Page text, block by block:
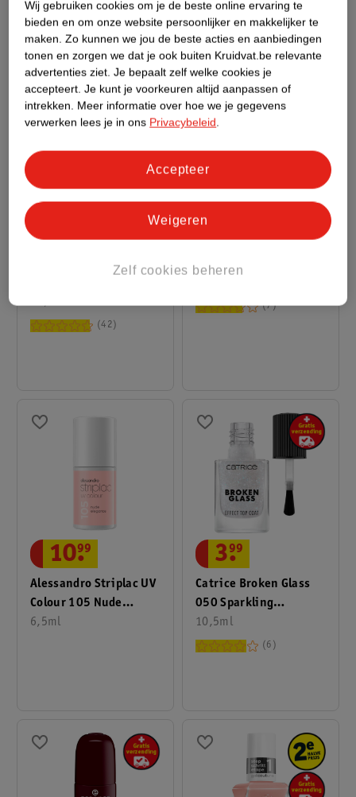
2 2
Catrice Gel Affair 1
2.
42
Zenner
3.
7
Alessandro Striplac UV
Colour 105 Nude
Elegance Nagellak
6,5ml
10.
99
Catrice Broken Glass
050 Sparkling
Reflection Effect
Topcoat
10,5ml
3.
99
6
Wij gebruiken cookies om je de beste online ervaring te
bieden en om onze website persoonlijker en makkelijker te
maken. Zo kunnen we jou de beste acties en aanbiedingen
tonen en zorgen we dat je ook buiten Kruidvat.be relevante
advertenties ziet. Je bepaalt zelf welke cookies je
accepteert. Je kunt je voorkeuren altijd aanpassen of
intrekken. Meer informatie over hoe we je gegevens
verwerken lees je in ons Privacybeleid.
Zelf cookies beheren
Weigeren
Accepteer